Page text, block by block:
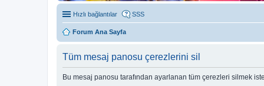
Hızlı bağlantılar SSS
Forum Ana Sayfa
Tüm mesaj panosu çerezlerini sil
Bu mesaj panosu tarafından ayarlanan tüm çerezleri silmek